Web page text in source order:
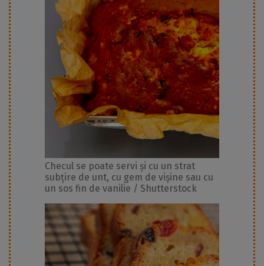
Checul se poate servi și cu un strat
subțire de unt, cu gem de vișine sau cu
un sos fin de vanilie / Shutterstock